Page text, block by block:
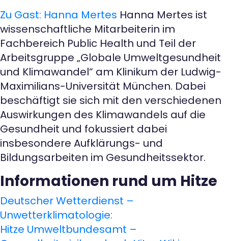
Zu Gast: Hanna Mertes Hanna Mertes ist
wissenschaftliche Mitarbeiterin im
Fachbereich Public Health und Teil der
Arbeitsgruppe „Globale Umweltgesundheit
und Klimawandel“ am Klinikum der Ludwig-
Maximilians-Universität München. Dabei
beschäftigt sie sich mit den verschiedenen
Auswirkungen des Klimawandels auf die
Gesundheit und fokussiert dabei
insbesondere Aufklärungs- und
Bildungsarbeiten im Gesundheitssektor.
Informationen rund um Hitze
Deutscher Wetterdienst –
Unwetterklimatologie:
Hitze Umweltbundesamt –